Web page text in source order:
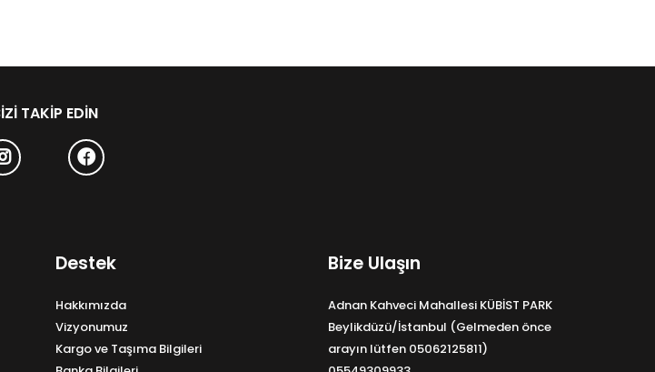
TAKIP EDIN
Destek
Hakkımızda
Vizyonumuz
Kargo ve Taşıma Bilgileri
Bize Ulaşın
Adnan Kahveci Mahallesi KÜBİST PARK
Beylikdüzü/İstanbul (Gelmeden önce
arayın lütfen 05062125811)